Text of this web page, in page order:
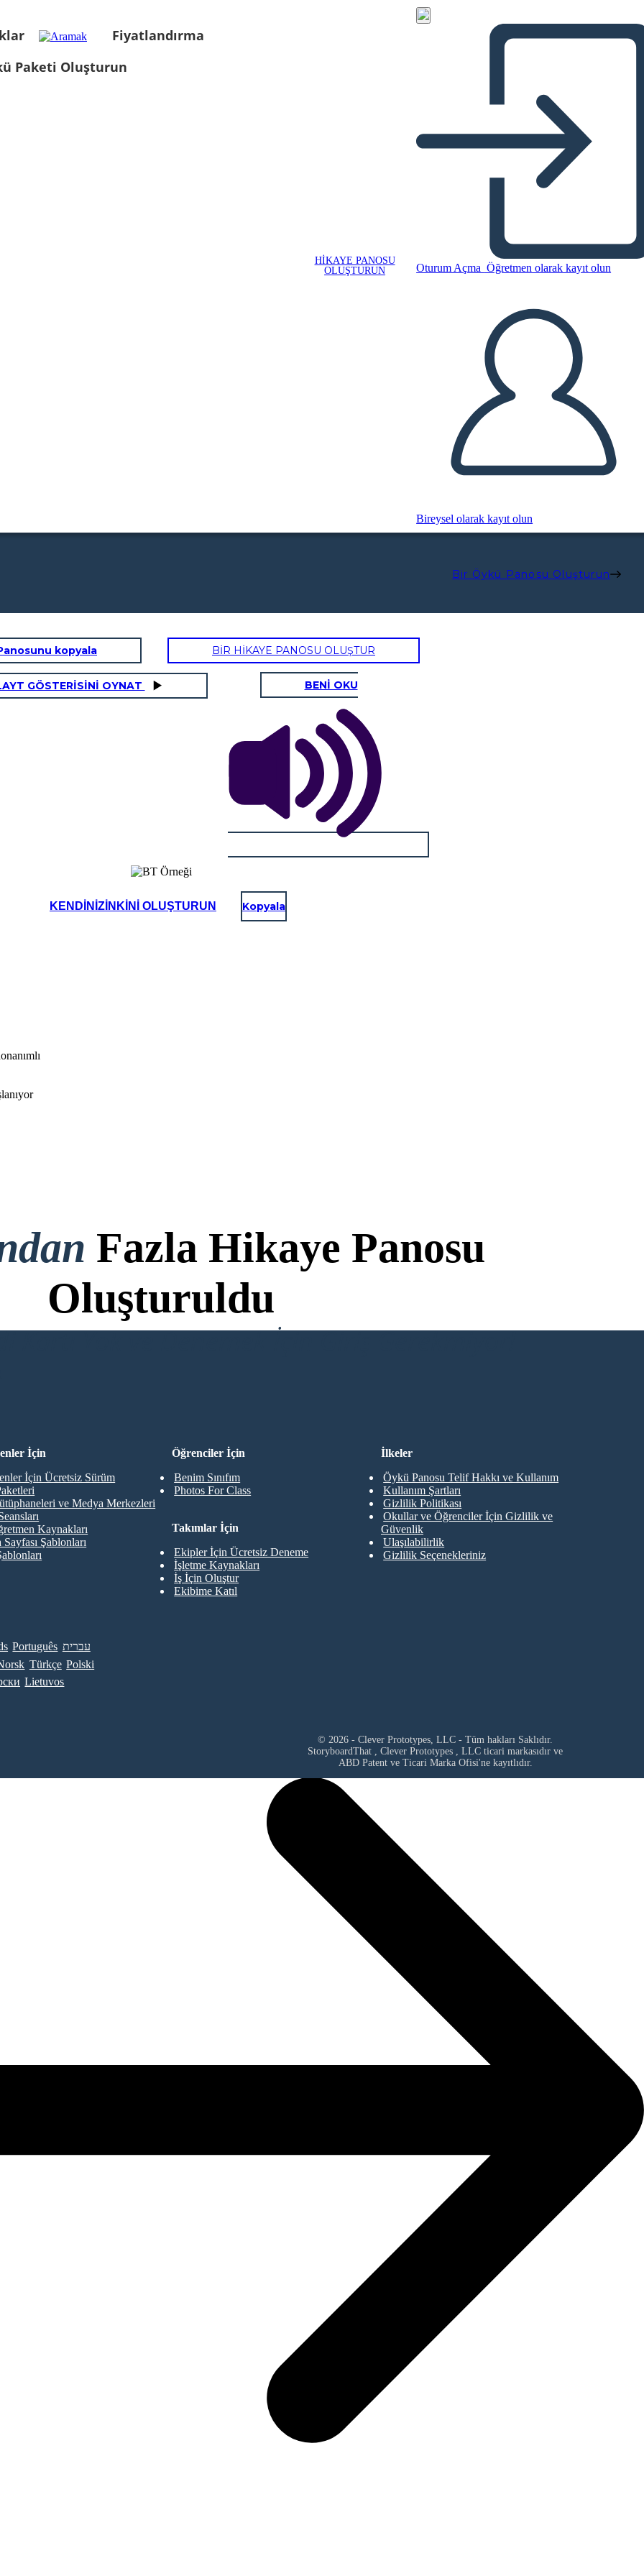
Fiyatlandırma
Paketi Oluşturun
HIKAYE PANOSU
OLUŞTURUN
Oturum Açma Öğretmen olarak kayıt olun
Bireysel olarak kayıt olun
Bir Öykü Panosu Oluşturun
kopyala BİR HİKAYE PANOSU OLUŞTUR
GÖSTERİSİNİ OYNAT BENİ OKU
KENDINIZINKINI OLUŞTURUN Kopyala
Fazla Hikaye Panosu
Oluşturuldu
Kartı Yok ve Denemek İçin Giriş Gerekmiyor!
Öğrenciler İçin
Benim Sınıfım
Photos For Class
İçin
İçin Ücretsiz Sürüm
ve Medya Merkezleri
Kaynakları
Sayfası Şablonları
Takımlar İçin
Ekipler İçin Ücretsiz Deneme
İşletme Kaynakları
İş İçin Oluştur
Ekibime Katıl
İlkeler
Öykü Panosu Telif Hakkı ve Kullanım
Kullanım Şartları
Gizlilik Politikası
Okullar ve Öğrenciler İçin Gizlilik ve
Güvenlik
Ulaşılabilirlik
Gizlilik Seçenekleriniz
Português עברית
Türkçe Polski
Lietuvos
© 2026 - Clever Prototypes, LLC - Tüm hakları Saklıdır.
StoryboardThat , Clever Prototypes , LLC ticari markasıdır ve
ABD Patent ve Ticari Marka Ofisi'ne kayıtlıdır.